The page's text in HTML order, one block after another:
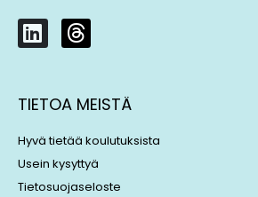
L
i
k
e
d
i
n
T
h
e
a
d
s
TIETOA MEISTÄ
Hyvä tietää koulutuksista
Usein kysyttyä
Tietosuojaseloste